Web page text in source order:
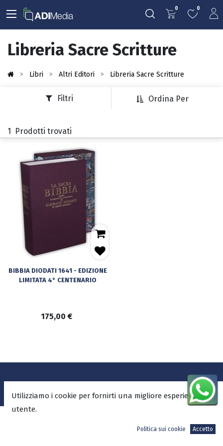
0 0
Libreria Sacre Scritture
Libri Altri Editori Libreria Sacre Scritture
Filtri Ordina Per
1 Prodotti trovati
BIBBIA DIODATI 1641 - EDIZIONE
LIMITATA 4° CENTENARIO
175,00 €
ADI-MEDIA SRL
Sede Operativa
Utilizziamo i cookie per fornirti una migliore esperienza
utente.
Politica sui cookie Accetto